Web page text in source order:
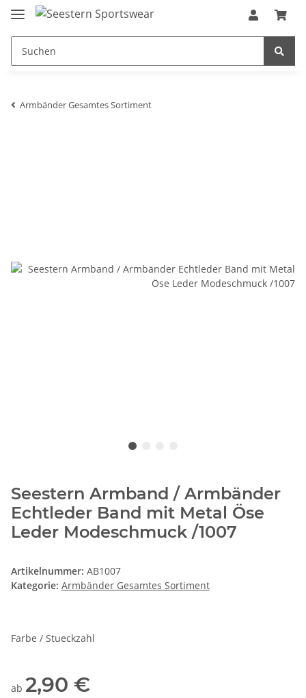
Armbänder Gesamtes Sortiment
Seestern Armband / Armbänder
Echtleder Band mit Metal Öse
Leder Modeschmuck /1007
Artikelnummer: AB1007
Kategorie: Armbänder Gesamtes Sortiment
Farbe / Stueckzahl
ab 2,90 €